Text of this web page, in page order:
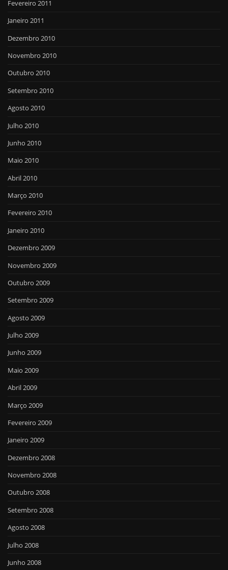
Fevereiro 2011
Janeiro 2011
Dezembro 2010
Novembro 2010
Outubro 2010
Setembro 2010
Agosto 2010
Julho 2010
Junho 2010
Maio 2010
Abril 2010
Março 2010
Fevereiro 2010
Janeiro 2010
Dezembro 2009
Novembro 2009
Outubro 2009
Setembro 2009
Agosto 2009
Julho 2009
Junho 2009
Maio 2009
Abril 2009
Março 2009
Fevereiro 2009
Janeiro 2009
Dezembro 2008
Novembro 2008
Outubro 2008
Setembro 2008
Agosto 2008
Julho 2008
Junho 2008